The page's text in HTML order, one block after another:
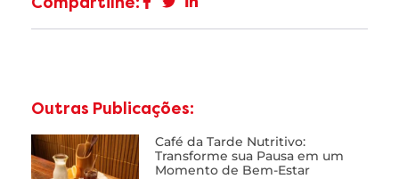
Outras Publicações:
Café da Tarde Nutritivo:
Transforme sua Pausa em um
Momento de Bem-Estar